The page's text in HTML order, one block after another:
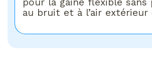
au bruit et à l’air extérieur